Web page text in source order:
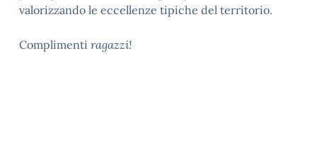
valorizzando le eccellenze tipiche del territorio.
Complimenti ragazzi!